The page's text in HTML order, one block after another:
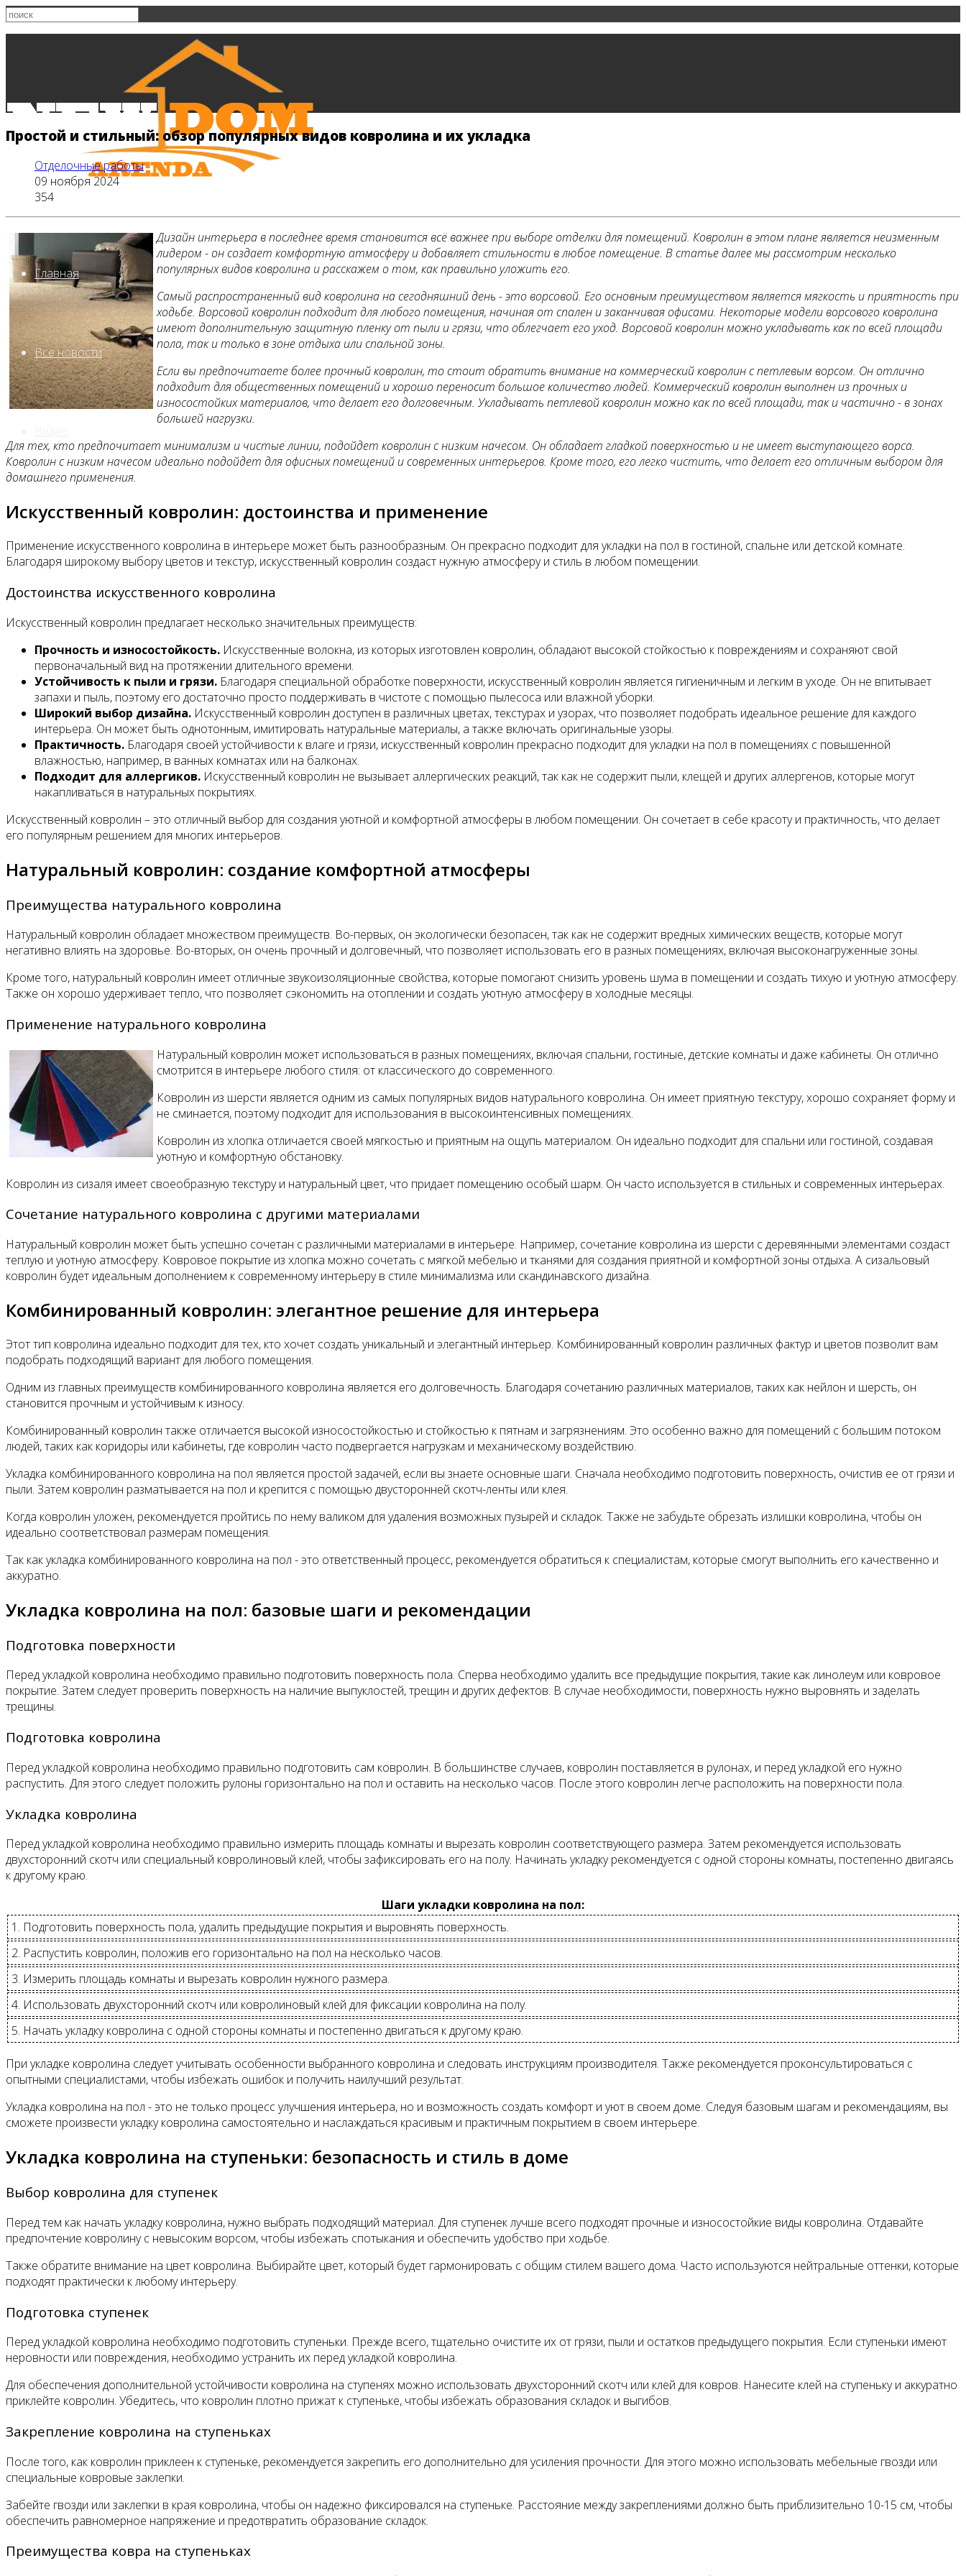
Главная
Все новости
Простой и стильный: обзор популярных видов ковролина и их укладка
Отделочные работы
09 ноября 2024
354
Дизайн интерьера в последнее время становится всё важнее при выборе отделки для помещений. Ковролин в этом плане является неизменным
лидером - он создает комфортную атмосферу и добавляет стильности в любое помещение. В статье далее мы рассмотрим несколько
популярных видов ковролина и расскажем о том, как правильно уложить его.
Самый распространенный вид ковролина на сегодняшний день - это ворсовой. Его основным преимуществом является мягкость и приятность при
ходьбе. Ворсовой ковролин подходит для любого помещения, начиная от спален и заканчивая офисами. Некоторые модели ворсового ковролина
имеют дополнительную защитную пленку от пыли и грязи, что облегчает его уход. Ворсовой ковролин можно укладывать как по всей площади
пола, так и только в зоне отдыха или спальной зоны.
Если вы предпочитаете более прочный ковролин, то стоит обратить внимание на коммерческий ковролин с петлевым ворсом. Он отлично
подходит для общественных помещений и хорошо переносит большое количество людей. Коммерческий ковролин выполнен из прочных и
износостойких материалов, что делает его долговечным. Укладывать петлевой ковролин можно как по всей площади, так и частично - в зонах
большей нагрузки.
Для тех, кто предпочитает минимализм и чистые линии, подойдет ковролин с низким начесом. Он обладает гладкой поверхностью и не имеет выступающего ворса.
Ковролин с низким начесом идеально подойдет для офисных помещений и современных интерьеров. Кроме того, его легко чистить, что делает его отличным выбором для
домашнего применения.
Искусственный ковролин: достоинства и применение
Применение искусственного ковролина в интерьере может быть разнообразным. Он прекрасно подходит для укладки на пол в гостиной, спальне или детской комнате.
Благодаря широкому выбору цветов и текстур, искусственный ковролин создаст нужную атмосферу и стиль в любом помещении.
Достоинства искусственного ковролина
Искусственный ковролин предлагает несколько значительных преимуществ:
Прочность и износостойкость. Искусственные волокна, из которых изготовлен ковролин, обладают высокой стойкостью к повреждениям и сохраняют свой
первоначальный вид на протяжении длительного времени.
Устойчивость к пыли и грязи. Благодаря специальной обработке поверхности, искусственный ковролин является гигиеничным и легким в уходе. Он не впитывает
запахи и пыль, поэтому его достаточно просто поддерживать в чистоте с помощью пылесоса или влажной уборки.
Широкий выбор дизайна. Искусственный ковролин доступен в различных цветах, текстурах и узорах, что позволяет подобрать идеальное решение для каждого
интерьера. Он может быть однотонным, имитировать натуральные материалы, а также включать оригинальные узоры.
Практичность. Благодаря своей устойчивости к влаге и грязи, искусственный ковролин прекрасно подходит для укладки на пол в помещениях с повышенной
влажностью, например, в ванных комнатах или на балконах.
Подходит для аллергиков. Искусственный ковролин не вызывает аллергических реакций, так как не содержит пыли, клещей и других аллергенов, которые могут
накапливаться в натуральных покрытиях.
Искусственный ковролин – это отличный выбор для создания уютной и комфортной атмосферы в любом помещении. Он сочетает в себе красоту и практичность, что делает
его популярным решением для многих интерьеров.
Натуральный ковролин: создание комфортной атмосферы
Преимущества натурального ковролина
Натуральный ковролин обладает множеством преимуществ. Во-первых, он экологически безопасен, так как не содержит вредных химических веществ, которые могут
негативно влиять на здоровье. Во-вторых, он очень прочный и долговечный, что позволяет использовать его в разных помещениях, включая высоконагруженные зоны.
Кроме того, натуральный ковролин имеет отличные звукоизоляционные свойства, которые помогают снизить уровень шума в помещении и создать тихую и уютную атмосферу.
Также он хорошо удерживает тепло, что позволяет сэкономить на отоплении и создать уютную атмосферу в холодные месяцы.
Применение натурального ковролина
Натуральный ковролин может использоваться в разных помещениях, включая спальни, гостиные, детские комнаты и даже кабинеты. Он отлично
смотрится в интерьере любого стиля: от классического до современного.
Ковролин из шерсти является одним из самых популярных видов натурального ковролина. Он имеет приятную текстуру, хорошо сохраняет форму и
не сминается, поэтому подходит для использования в высокоинтенсивных помещениях.
Ковролин из хлопка отличается своей мягкостью и приятным на ощупь материалом. Он идеально подходит для спальни или гостиной, создавая
уютную и комфортную обстановку.
Ковролин из сизаля имеет своеобразную текстуру и натуральный цвет, что придает помещению особый шарм. Он часто используется в стильных и современных интерьерах.
Сочетание натурального ковролина с другими материалами
Натуральный ковролин может быть успешно сочетан с различными материалами в интерьере. Например, сочетание ковролина из шерсти с деревянными элементами создаст
теплую и уютную атмосферу. Ковровое покрытие из хлопка можно сочетать с мягкой мебелью и тканями для создания приятной и комфортной зоны отдыха. А сизальовый
ковролин будет идеальным дополнением к современному интерьеру в стиле минимализма или скандинавского дизайна.
Комбинированный ковролин: элегантное решение для интерьера
Этот тип ковролина идеально подходит для тех, кто хочет создать уникальный и элегантный интерьер. Комбинированный ковролин различных фактур и цветов позволит вам
подобрать подходящий вариант для любого помещения.
Одним из главных преимуществ комбинированного ковролина является его долговечность. Благодаря сочетанию различных материалов, таких как нейлон и шерсть, он
становится прочным и устойчивым к износу.
Комбинированный ковролин также отличается высокой износостойкостью и стойкостью к пятнам и загрязнениям. Это особенно важно для помещений с большим потоком
людей, таких как коридоры или кабинеты, где ковролин часто подвергается нагрузкам и механическому воздействию.
Укладка комбинированного ковролина на пол является простой задачей, если вы знаете основные шаги. Сначала необходимо подготовить поверхность, очистив ее от грязи и
пыли. Затем ковролин разматывается на пол и крепится с помощью двусторонней скотч-ленты или клея.
Когда ковролин уложен, рекомендуется пройтись по нему валиком для удаления возможных пузырей и складок. Также не забудьте обрезать излишки ковролина, чтобы он
идеально соответствовал размерам помещения.
Так как укладка комбинированного ковролина на пол - это ответственный процесс, рекомендуется обратиться к специалистам, которые смогут выполнить его качественно и
аккуратно.
Укладка ковролина на пол: базовые шаги и рекомендации
Подготовка поверхности
Перед укладкой ковролина необходимо правильно подготовить поверхность пола. Сперва необходимо удалить все предыдущие покрытия, такие как линолеум или ковровое
покрытие. Затем следует проверить поверхность на наличие выпуклостей, трещин и других дефектов. В случае необходимости, поверхность нужно выровнять и заделать
трещины.
Подготовка ковролина
Перед укладкой ковролина необходимо правильно подготовить сам ковролин. В большинстве случаев, ковролин поставляется в рулонах, и перед укладкой его нужно
распустить. Для этого следует положить рулоны горизонтально на пол и оставить на несколько часов. После этого ковролин легче расположить на поверхности пола.
Укладка ковролина
Перед укладкой ковролина необходимо правильно измерить площадь комнаты и вырезать ковролин соответствующего размера. Затем рекомендуется использовать
двухсторонний скотч или специальный ковролиновый клей, чтобы зафиксировать его на полу. Начинать укладку рекомендуется с одной стороны комнаты, постепенно двигаясь
к другому краю.
Шаги укладки ковролина на пол:
1. Подготовить поверхность пола, удалить предыдущие покрытия и выровнять поверхность.
2. Распустить ковролин, положив его горизонтально на пол на несколько часов.
3. Измерить площадь комнаты и вырезать ковролин нужного размера.
4. Использовать двухсторонний скотч или ковролиновый клей для фиксации ковролина на полу.
5. Начать укладку ковролина с одной стороны комнаты и постепенно двигаться к другому краю.
При укладке ковролина следует учитывать особенности выбранного ковролина и следовать инструкциям производителя. Также рекомендуется проконсультироваться с
опытными специалистами, чтобы избежать ошибок и получить наилучший результат.
Укладка ковролина на пол - это не только процесс улучшения интерьера, но и возможность создать комфорт и уют в своем доме. Следуя базовым шагам и рекомендациям, вы
сможете произвести укладку ковролина самостоятельно и наслаждаться красивым и практичным покрытием в своем интерьере.
Укладка ковролина на ступеньки: безопасность и стиль в доме
Выбор ковролина для ступенек
Перед тем как начать укладку ковролина, нужно выбрать подходящий материал. Для ступенек лучше всего подходят прочные и износостойкие виды ковролина. Отдавайте
предпочтение ковролину с невысоким ворсом, чтобы избежать спотыкания и обеспечить удобство при ходьбе.
Также обратите внимание на цвет ковролина. Выбирайте цвет, который будет гармонировать с общим стилем вашего дома. Часто используются нейтральные оттенки, которые
подходят практически к любому интерьеру.
Подготовка ступенек
Перед укладкой ковролина необходимо подготовить ступеньки. Прежде всего, тщательно очистите их от грязи, пыли и остатков предыдущего покрытия. Если ступеньки имеют
неровности или повреждения, необходимо устранить их перед укладкой ковролина.
Для обеспечения дополнительной устойчивости ковролина на ступенях можно использовать двухсторонний скотч или клей для ковров. Нанесите клей на ступеньку и аккуратно
приклейте ковролин. Убедитесь, что ковролин плотно прижат к ступеньке, чтобы избежать образования складок и выгибов.
Закрепление ковролина на ступеньках
После того, как ковролин приклеен к ступеньке, рекомендуется закрепить его дополнительно для усиления прочности. Для этого можно использовать мебельные гвозди или
специальные ковровые заклепки.
Забейте гвозди или заклепки в края ковролина, чтобы он надежно фиксировался на ступеньке. Расстояние между закреплениями должно быть приблизительно 10-15 см, чтобы
обеспечить равномерное напряжение и предотвратить образование складок.
Преимущества ковра на ступеньках